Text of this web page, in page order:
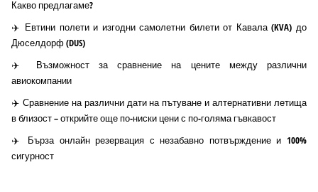
Какво предлагаме?
✈️ Евтини полети и изгодни самолетни билети от Кавала (KVA) до
Дюселдорф (DUS)
✈️ Възможност за сравнение на цените между различни
авиокомпании
✈️ Сравнение на различни дати на пътуване и алтернативни летища
в близост – открийте още по-ниски цени с по-голяма гъвкавост
✈️ Бърза онлайн резервация с незабавно потвърждение и 100%
сигурност